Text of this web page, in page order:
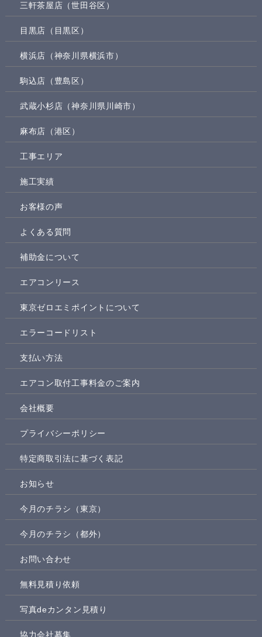
三軒茶屋店（世田谷区）
目黒店（目黒区）
横浜店（神奈川県横浜市）
駒込店（豊島区）
武蔵小杉店（神奈川県川崎市）
麻布店（港区）
工事エリア
施工実績
お客様の声
よくある質問
補助金について
エアコンリース
東京ゼロエミポイントについて
エラーコードリスト
支払い方法
エアコン取付工事料金のご案内
会社概要
プライバシーポリシー
特定商取引法に基づく表記
お知らせ
今月のチラシ（東京）
今月のチラシ（都外）
お問い合わせ
無料見積り依頼
写真deカンタン見積り
協力会社募集